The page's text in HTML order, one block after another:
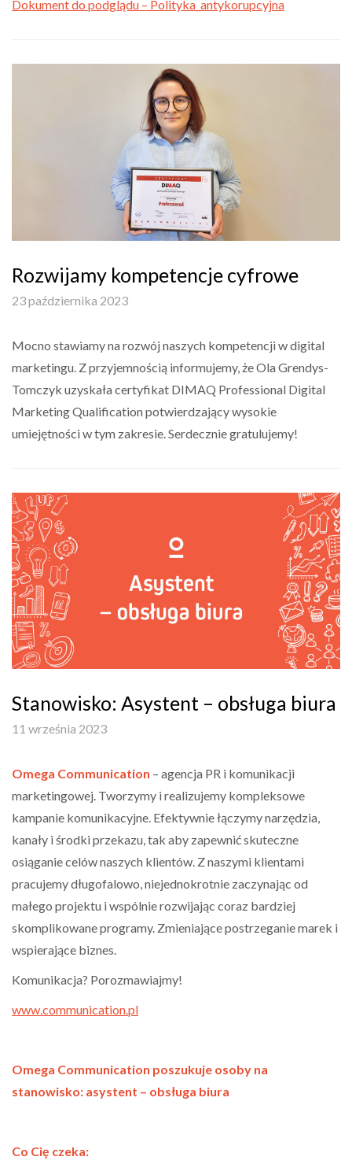
Dokument do podglądu – Polityka_antykorupcyjna
Rozwijamy kompetencje cyfrowe
23 października 2023
Mocno stawiamy na rozwój naszych kompetencji w digital
marketingu. Z przyjemnością informujemy, że Ola Grendys-
Tomczyk uzyskała certyfikat DIMAQ Professional Digital
Marketing Qualification potwierdzający wysokie
umiejętności w tym zakresie. Serdecznie gratulujemy!
Stanowisko: Asystent – obsługa biura
11 września 2023
Omega Communication – agencja PR i komunikacji
marketingowej. Tworzymy i realizujemy kompleksowe
kampanie komunikacyjne. Efektywnie łączymy narzędzia,
kanały i środki przekazu, tak aby zapewnić skuteczne
osiąganie celów naszych klientów. Z naszymi klientami
pracujemy długofalowo, niejednokrotnie zaczynając od
małego projektu i wspólnie rozwijając coraz bardziej
skomplikowane programy. Zmieniające postrzeganie marek i
wspierające biznes.
Komunikacja? Porozmawiajmy!
www.communication.pl
Omega Communication poszukuje osoby na
stanowisko: asystent – obsługa biura
Co Cię czeka: